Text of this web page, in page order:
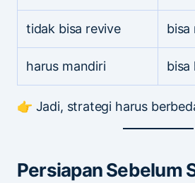
tidak bisa revive bisa
harus mandiri bisa
👉 Jadi, strategi harus
Persiapan Sebelum